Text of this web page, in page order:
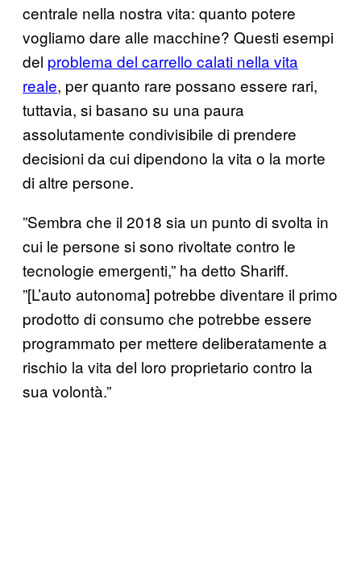
centrale nella nostra vita: quanto potere
vogliamo dare alle macchine? Questi esempi
del problema del carrello calati nella vita
reale, per quanto rare possano essere rari,
tuttavia, si basano su una paura
assolutamente condivisibile di prendere
decisioni da cui dipendono la vita o la morte
di altre persone.
”Sembra che il 2018 sia un punto di svolta in
cui le persone si sono rivoltate contro le
tecnologie emergenti,” ha detto Shariff.
”[L’auto autonoma] potrebbe diventare il primo
prodotto di consumo che potrebbe essere
programmato per mettere deliberatamente a
rischio la vita del loro proprietario contro la
sua volontà.”